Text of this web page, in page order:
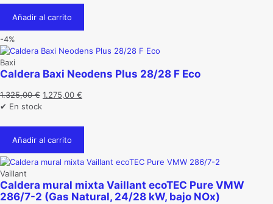
era:
1.235,00 €.
es:
Añadir al carrito
-4%
Baxi
Caldera Baxi Neodens Plus 28/28 F Eco
1.325,00€ El
era:
1.325,00 €.
1.275,00 €
es:
✔ En stock
Añadir al carrito
Vaillant
Caldera mural mixta Vaillant ecoTEC Pure VMW
286/7-2 (Gas Natural, 24/28 kW, bajo NOx)